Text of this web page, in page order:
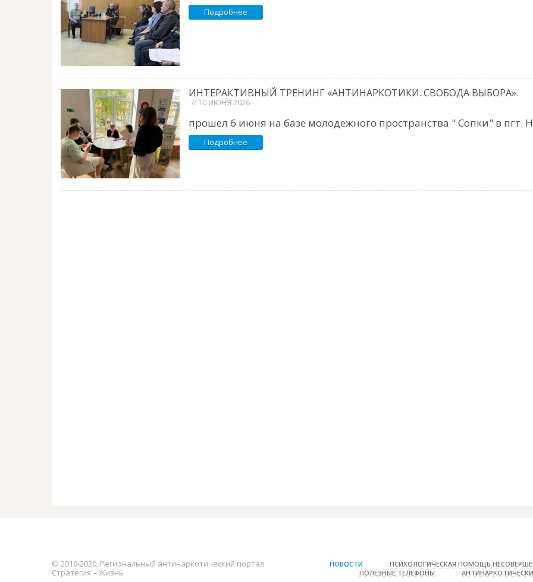
Подробнее
ИНТЕРАКТИВНЫЙ ТРЕНИНГ «АНТИНАРКОТИКИ. СВОБОДА ВЫБОРА».
// 10 ИЮНЯ 2026
прошел 6 июня на базе молодежного пространства " Сопки" в пгт.
Подробнее
Если Вы
© 2010-2020, Региональный антинаркотический портал
Стратегия – Жизнь
НОВОСТИ
ПСИХОЛОГИЧЕСКАЯ ПОМОЩЬ
ПОЛЕЗНЫЕ ТЕЛЕФОНЫ